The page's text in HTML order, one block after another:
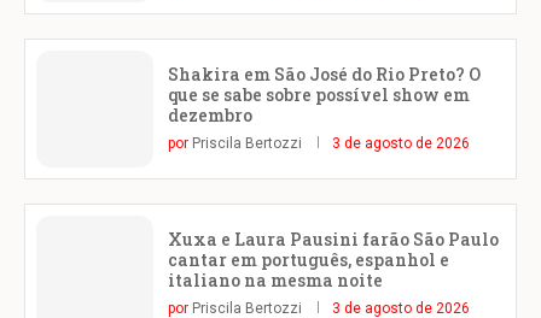
Shakira em São José do Rio Preto? O
que se sabe sobre possível show em
dezembro
por Priscila Bertozzi 3 de agosto de 2026
Xuxa e Laura Pausini farão São Paulo
cantar em português, espanhol e
italiano na mesma noite
por Priscila Bertozzi 3 de agosto de 2026